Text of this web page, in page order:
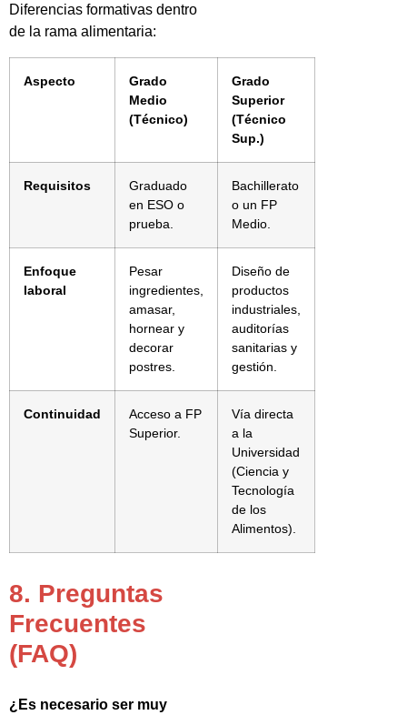
Diferencias formativas dentro
de la rama alimentaria:
Aspecto
Grado
Medio
(Técnico)
Grado
Superior
(Técnico
Sup.)
Requisitos
Graduado
en ESO o
prueba.
Bachillerato
o un FP
Medio.
Enfoque
laboral
Pesar
ingredientes,
amasar,
hornear y
decorar
postres.
Diseño de
productos
industriales,
auditorías
sanitarias y
gestión.
Continuidad
Acceso a FP
Superior.
Vía directa
a la
Universidad
(Ciencia y
Tecnología
de los
Alimentos).
8. Preguntas
Frecuentes
(FAQ)
¿Es necesario ser muy